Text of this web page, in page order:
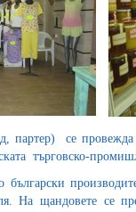
партер) се
търговско-
На щандовете се